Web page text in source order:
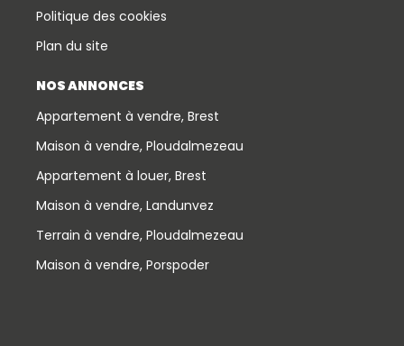
Politique des cookies
Plan du site
NOS ANNONCES
Appartement à vendre, Brest
Maison à vendre, Ploudalmezeau
Appartement à louer, Brest
Maison à vendre, Landunvez
Terrain à vendre, Ploudalmezeau
Maison à vendre, Porspoder